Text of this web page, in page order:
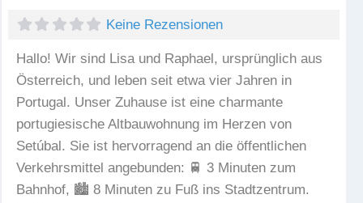
Keine Rezensionen
Hallo! Wir sind Lisa und Raphael, ursprünglich aus
Österreich, und leben seit etwa vier Jahren in
Portugal. Unser Zuhause ist eine charmante
portugiesische Altbauwohnung im Herzen von
Setúbal. Sie ist hervorragend an die öffentlichen
Verkehrsmittel angebunden: 🚆 3 Minuten zum
Bahnhof, 🏙️ 8 Minuten zu Fuß ins Stadtzentrum.